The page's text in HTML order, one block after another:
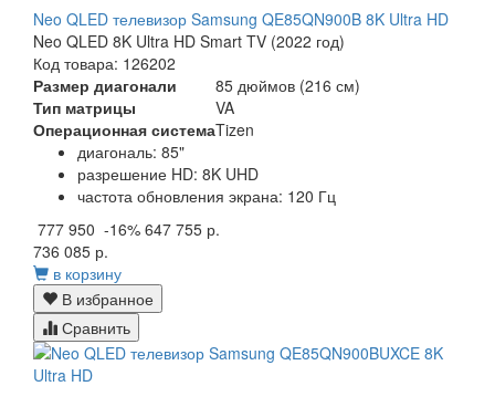
Neo QLED телевизор Samsung QE85QN900B 8K Ultra HD
Neo QLED 8K Ultra HD Smart TV (2022 год)
Код товара: 126202
Размер диагонали
85 дюймов (216 см)
Тип матрицы
VA
Операционная системаTizen
диагональ: 85"
разрешение HD: 8K UHD
частота обновления экрана: 120 Гц
777 950 -16% 647 755 р.
736 085 р.
в корзину
В избранное
Сравнить